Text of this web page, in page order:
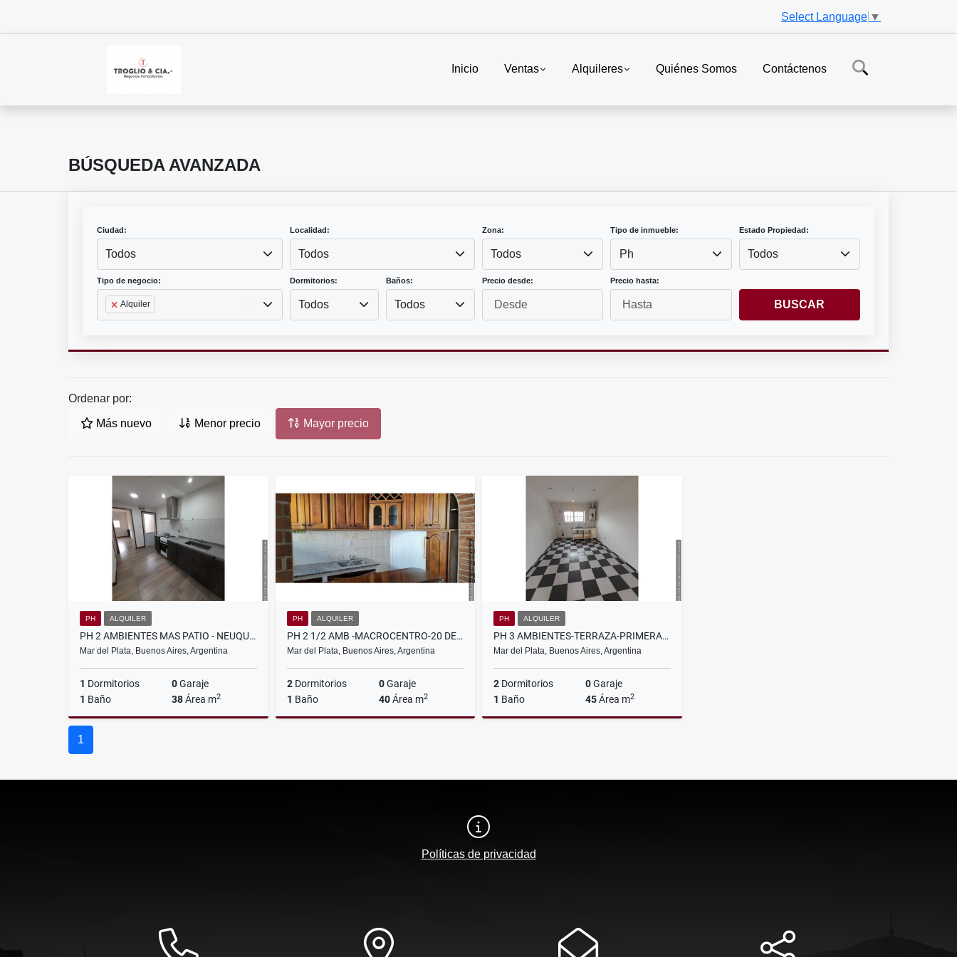
Select Language ▼
Inicio Ventas Alquileres Quiénes Somos Contáctenos
BÚSQUEDA AVANZADA
Ciudad:
Todos
Localidad:
Todos
Zona:
Todos
Tipo de inmueble:
Ph
Estado Propiedad:
Todos
Tipo de negocio:
Alquiler
Dormitorios:
Todos
Baños:
Todos
Precio desde: Precio hasta:
BUSCAR
Ordenar por:
Más nuevo Menor precio Mayor precio
PH ALQUILER
PH 2 AMBIENTES MAS PATIO - NEUQUEN Y FALUCHO
Mar del Plata, Buenos Aires, Argentina
1 Dormitorios 0Garaje
1 Baño 38Área m2
PH ALQUILER
PH 2 1/2 AMB -MACROCENTRO-20 DE SEPTIEMBRE Y ALVARADO
Mar del Plata, Buenos Aires, Argentina
2Dormitorios 0Garaje
1 Baño 40Área m2
PH ALQUILER
PH 3 AMBIENTES-TERRAZA-PRIMERA JUNTA Y JUNCAL
Mar del Plata, Buenos Aires, Argentina
2 Dormitorios 0Garaje
1 Baño 45Área m2
1
Políticas de privacidad